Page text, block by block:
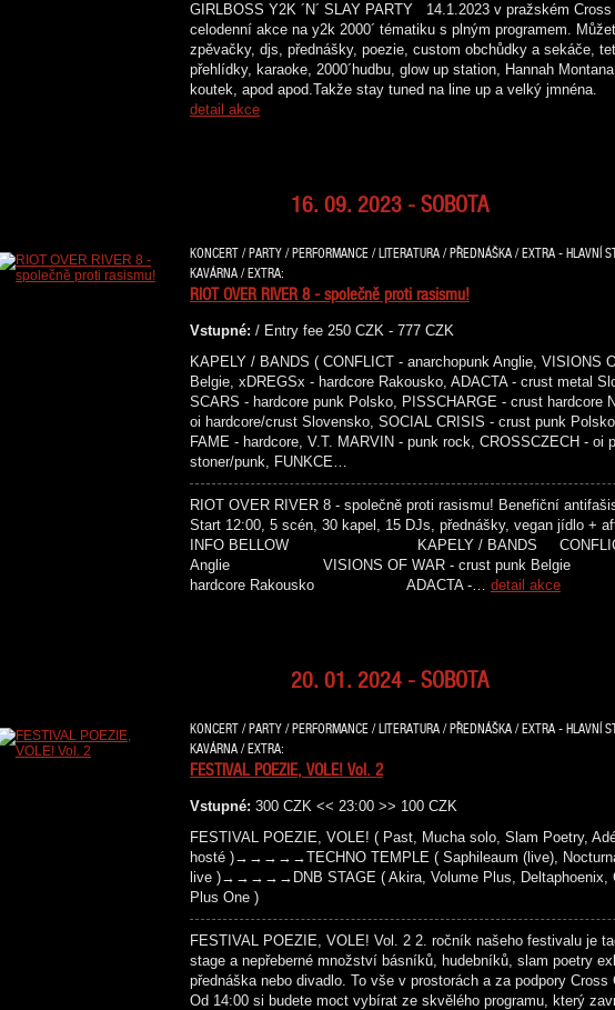
GIRLBOSS Y2K ´N´ SLAY PARTY 14.1.2023 v pražském
celodenní akce na y2k 2000´ tématiku s plným programem.
zpěvačky, djs, přednášky, poezie, custom obchůdky a sekáče,
přehlídky, karaoke, 2000´hudbu, glow up station, Hannah
koutek, apod apod.Takže stay tuned na line up a velký
detail akce
16. 09. 2023 - SOBOTA
KONCERT / PARTY / PERFORMANCE / LITERATURA / PŘEDNÁŠKA / EXTRA - HLAVNÍ
KAVÁRNA / EXTRA:
RIOT OVER RIVER 8 - společně proti rasismu!
Vstupné: / Entry fee 250 CZK - 777 CZK
KAPELY / BANDS ( CONFLICT - anarchopunk Anglie, VISIONS
Belgie, xDREGSx - hardcore Rakousko, ADACTA - crust metal
SCARS - hardcore punk Polsko, PISSCHARGE - crust hardcore
oi hardcore/crust Slovensko, SOCIAL CRISIS - crust punk
FAME - hardcore, V.T. MARVIN - punk rock, CROSSCZECH - oi
stoner/punk, FUNKCE…
RIOT OVER RIVER 8 - společně proti rasismu! Benefiční
Start 12:00, 5 scén, 30 kapel, 15 DJs, přednášky, vegan jídlo +
INFO BELLOW KAPELY / BANDS CONFLICT -
Anglie VISIONS OF WAR - crust punk
hardcore Rakousko ADACTA -… detail akce
20. 01. 2024 - SOBOTA
KONCERT / PARTY / PERFORMANCE / LITERATURA / PŘEDNÁŠKA / EXTRA - HLAVNÍ
KAVÁRNA / EXTRA:
FESTIVAL POEZIE, VOLE! Vol. 2
Vstupné: 300 CZK << 23:00 >> 100 CZK
FESTIVAL POEZIE, VOLE! ( Past, Mucha solo, Slam Poetry,
hosté )→→→→→TECHNO TEMPLE ( Saphileaum (live),
live )→→→→→DNB STAGE ( Akira, Volume Plus, Deltaphoenix,
Plus One )
FESTIVAL POEZIE, VOLE! Vol. 2 2. ročník našeho festivalu je
stage a nepřeberné množství básníků, hudebníků, slam poetry
přednáška nebo divadlo. To vše v prostorách a za podpory
Od 14:00 si budete moct vybírat ze skvělého programu, který